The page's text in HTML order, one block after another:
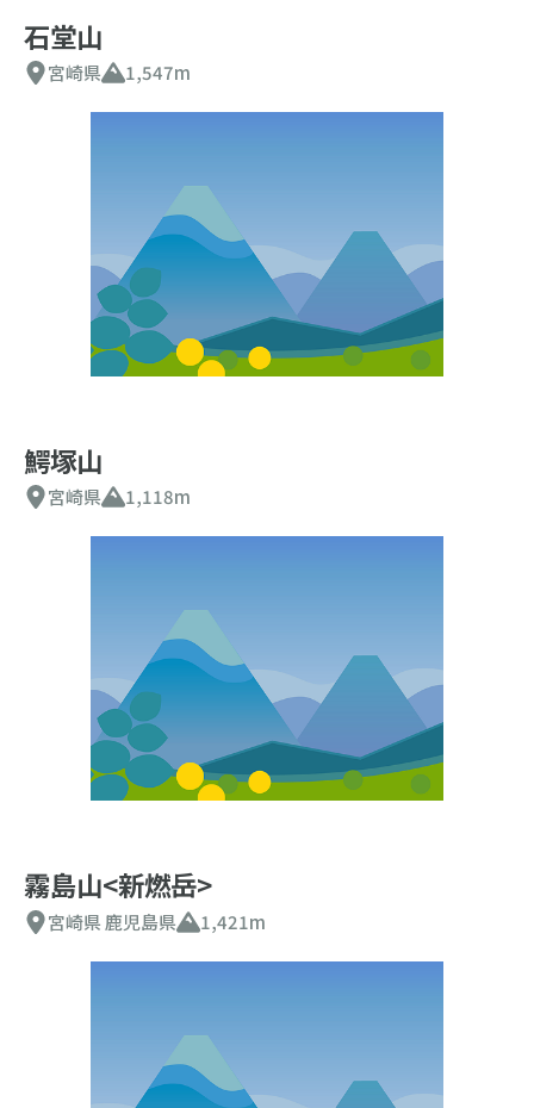
石堂山
宮崎県 1,547m
鰐塚山
宮崎県 1,118m
霧島山<新燃岳>
宮崎県 鹿児島県 1,421m